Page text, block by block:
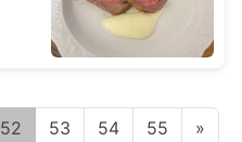
52 53 54 55 »